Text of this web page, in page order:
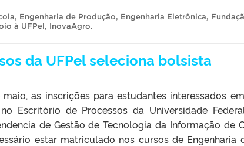
, Engenharia de Produção, Engenharia Eletrônica,
à UFPel, InovaAgro.
da UFPel seleciona bolsista
as inscrições para estudantes interessados
Escritório de Processos da Universidade
de Gestão de Tecnologia da Informação de
estar matriculado nos cursos de Engenharia